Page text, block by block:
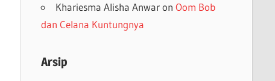
Khariesma Alisha Anwaron Oom Bob
dan Celana Kuntungnya
Arsip